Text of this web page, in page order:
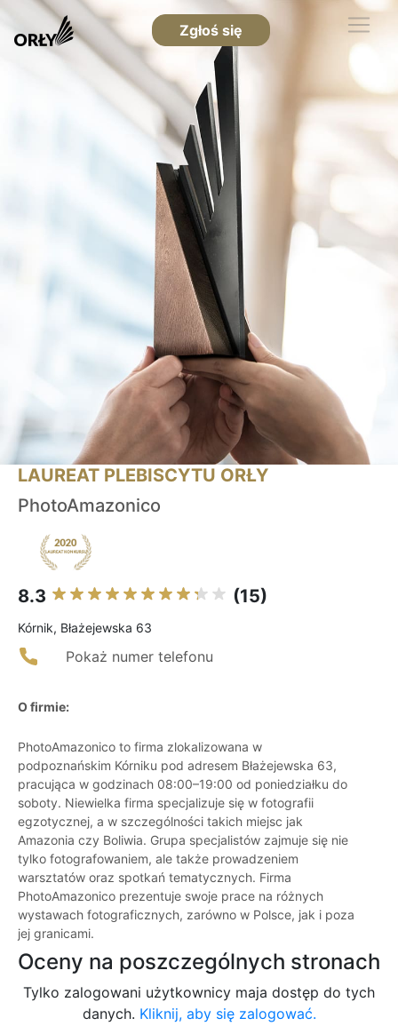
Zgłoś się
LAUREAT PLEBISCYTU ORŁY
PhotoAmazonico
8.3 (15)
Kórnik, Błażejewska 63
Pokaż numer telefonu
O firmie:
PhotoAmazonico to firma zlokalizowana w
podpoznańskim Kórniku pod adresem Błażejewska 63,
pracująca w godzinach 08:00–19:00 od poniedziałku do
soboty. Niewielka firma specjalizuje się w fotografii
egzotycznej, a w szczególności takich miejsc jak
Amazonia czy Boliwia. Grupa specjalistów zajmuje się nie
tylko fotografowaniem, ale także prowadzeniem
warsztatów oraz spotkań tematycznych. Firma
PhotoAmazonico prezentuje swoje prace na różnych
wystawach fotograficznych, zarówno w Polsce, jak i poza
jej granicami.
Oceny na poszczególnych stronach
Tylko zalogowani użytkownicy maja dostęp do tych
danych. Kliknij, aby się zalogować.